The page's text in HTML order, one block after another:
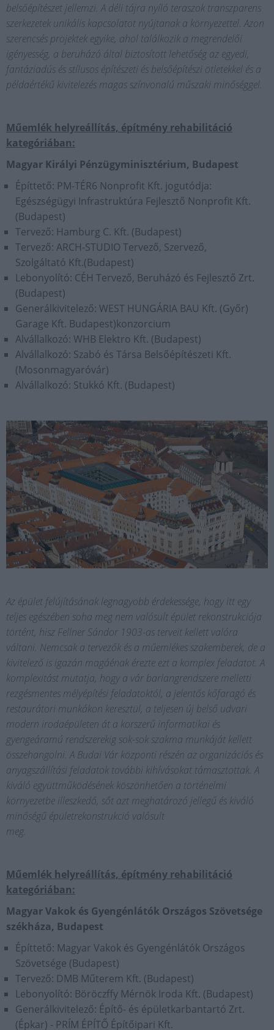
belsőépítészet jellemzi. A déli tájra nyíló teraszok transzparens
szerkezetek unikális kapcsolatot nyújtanak a környezettel. Azon
szerencsés projektek egyike, ahol találkozik a megrendelői
igényesség, a beruházó által biztosított lehetőség az egyedi,
fantáziadús és stílusos építészeti és belsőépítészi ötletekkel és a
példaértékű kivitelezés magas színvonalú műszaki minőséggel.
Műemlék helyreállítás, építmény rehabilitáció
kategóriában:
Magyar Királyi Pénzügyminisztérium, Budapest
Építtető: PM-TÉR6 Nonprofit Kft. jogutódja:
Egészségügyi Infrastruktúra Fejlesztő Nonprofit Kft.
(Budapest)
Tervező: Hamburg C. Kft. (Budapest)
Tervező: ARCH-STUDIO Tervező, Szervező,
Szolgáltató Kft.(Budapest)
Lebonyolító: CÉH Tervező, Beruházó és Fejlesztő Zrt.
(Budapest)
Generálkivitelező: WEST HUNGÁRIA BAU Kft. (Győr)
Garage Kft. Budapest)konzorcium
Alvállalkozó: WHB Elektro Kft. (Budapest)
Alvállalkozó: Szabó és Társa Belsőépítészeti Kft.
(Mosonmagyaróvár)
Alvállalkozó: Stukkó Kft. (Budapest)
Az épület felújításának legnagyobb érdekessége, hogy itt egy
teljes egészében soha meg nem valósult épület rekonstrukciója
történt, hisz Fellner Sándor 1903-as terveit kellett valóra
váltani. Nemcsak a tervezők és a műemlékes szakemberek, de a
kivitelező is igazán magáénak érezte ezt a komplex feladatot. A
komplexitást mutatja, hogy a vár barlangrendszere melletti
rezgésmentes mélyépítési feladatoktól, a jelentős kőfaragó és
restaurátori munkákon keresztül, a teljesen új belső udvari
modern irodaépületen át a korszerű informatikai és
gyengeáramú rendszerekig sok-sok szakma munkáját kellett
összehangolni. A Budai Vár központi részén az organizációs és
anyagszállítási feladatok további kihívásokat támasztottak. A
kiváló együttműködésének köszönhetően a történelmi
környezetbe illeszkedő, sőt azt meghatározó jellegű és kiváló
minőségű épületrekonstrukció valósult
meg.
Műemlék helyreállítás, építmény rehabilitáció
kategóriában:
Magyar Vakok és Gyengénlátók Országos Szövetsége
székháza, Budapest
Építtető: Magyar Vakok és Gyengénlátók Országos
Szövetsége (Budapest)
Tervező: DMB Műterem Kft. (Budapest)
Lebonyolító: Böröczffy Mérnök Iroda Kft. (Budapest)
Generálkivitelező: Építő- és épületkarbantartó Zrt.
(Épkar) - PRÍM ÉPÍTŐ Építőipari Kft.